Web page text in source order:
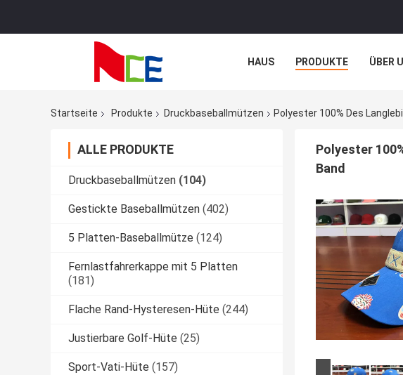
HAUS PRODUKTE ÜBER
Startseite
Produkte Druckbaseballmützen Polyester 100% Des
ALLE PRODUKTE
Druckbaseballmützen (104)
Gestickte Baseballmützen (402)
5 Platten-Baseballmütze (124)
Fernlastfahrerkappe mit 5 Platten
(181)
Flache Rand-Hysteresen-Hüte (244)
Justierbare Golf-Hüte (25)
Sport-Vati-Hüte (157)
Polyester
Band